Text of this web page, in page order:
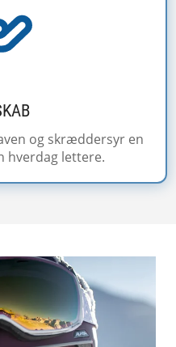
og skræddersyr en
hverdag lettere.